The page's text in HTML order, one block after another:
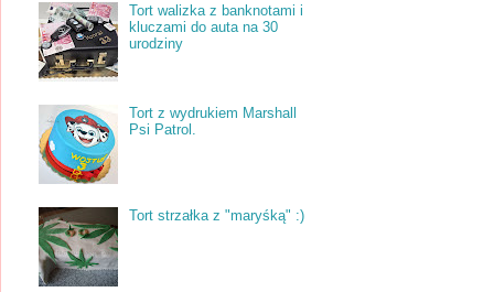
Tort walizka z banknotami i
kluczami do auta na 30
urodziny
Tort z wydrukiem Marshall
Psi Patrol.
Tort strzałka z "maryśką" :)